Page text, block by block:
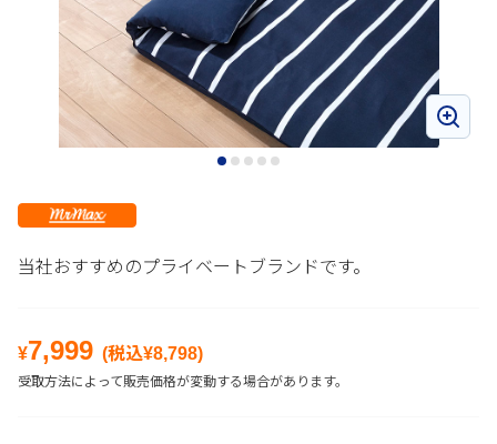
当社おすすめのプライベートブランドです。
¥7,999 (税込¥8,798)
受取方法によって販売価格が変動する場合があります。